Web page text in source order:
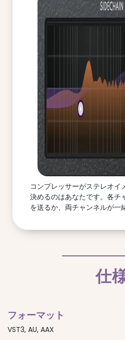
コンプレッサーがステレオイ
決めるのはあなたです。各チ
を送るか、両チャンネルが一
仕
フォーマット
VST3, AU, AAX